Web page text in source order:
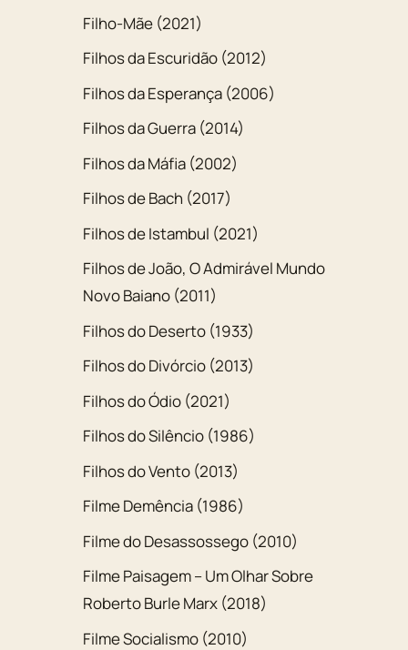
Filho-Mãe (2021)
Filhos da Escuridão (2012)
Filhos da Esperança (2006)
Filhos da Guerra (2014)
Filhos da Máfia (2002)
Filhos de Bach (2017)
Filhos de Istambul (2021)
Filhos de João, O Admirável Mundo
Novo Baiano (2011)
Filhos do Deserto (1933)
Filhos do Divórcio (2013)
Filhos do Ódio (2021)
Filhos do Silêncio (1986)
Filhos do Vento (2013)
Filme Demência (1986)
Filme do Desassossego (2010)
Filme Paisagem – Um Olhar Sobre
Roberto Burle Marx (2018)
Filme Socialismo (2010)